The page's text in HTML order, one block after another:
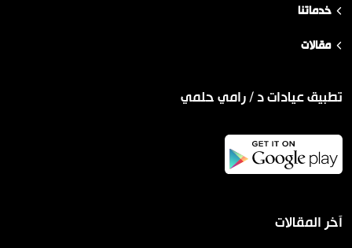
خدماتنا
مقالات
تطبيق عيادات د / رامي حلمي
آخر المقالات